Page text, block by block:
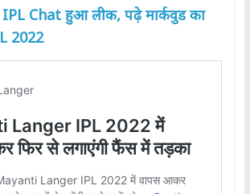
Chat हुआ लीक, पढ़े मार्कवुड का
2022